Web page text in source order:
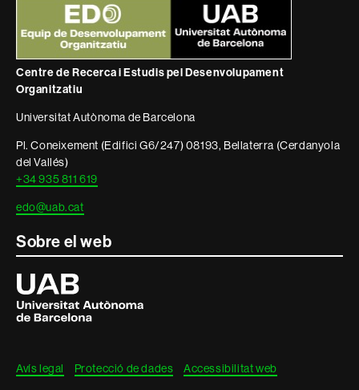
informació
legal
Centre de Recerca i Estudis pel Desenvolupament
Organitzatiu
Universitat Autònoma de Barcelona
Pl. Coneixement (Edifici G6/247) 08193, Bellaterra (Cerdanyola
del Vallés)
+34 935 811 619
edo@uab.cat
Sobre el web
Universitat
Autònoma
de
Barcelona
Avís legal Protecció de dades Accessibilitat web